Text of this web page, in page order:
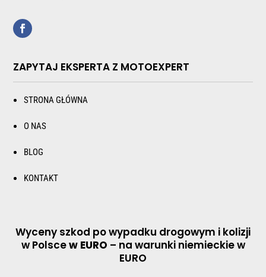
ZAPYTAJ EKSPERTA Z MOTOEXPERT
STRONA GŁÓWNA
O NAS
BLOG
KONTAKT
Wyceny szkod po wypadku drogowym i kolizji
w Polscew EURO – na warunki niemieckie w
EURO